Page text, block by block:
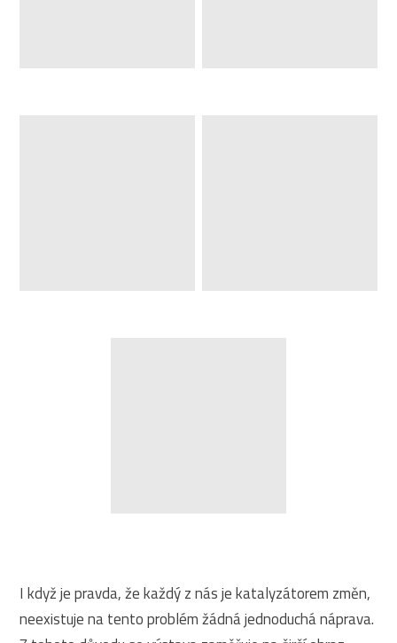
I když je pravda, že každý z nás je katalyzátorem změn,
neexistuje na tento problém žádná jednoduchá náprava.